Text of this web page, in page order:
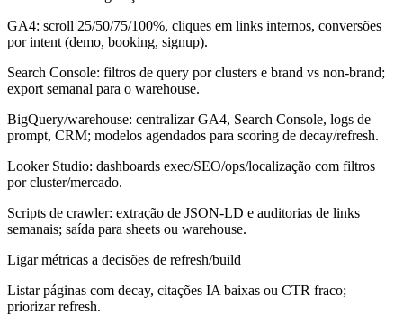
GA4: scroll 25/50/75/100%, cliques em links internos, conversões
por intent (demo, booking, signup).
Search Console: filtros de query por clusters e brand vs non-brand;
export semanal para o warehouse.
BigQuery/warehouse: centralizar GA4, Search Console, logs de
prompt, CRM; modelos agendados para scoring de decay/refresh.
Looker Studio: dashboards exec/SEO/ops/localização com filtros
por cluster/mercado.
Scripts de crawler: extração de JSON-LD e auditorias de links
semanais; saída para sheets ou warehouse.
Ligar métricas a decisões de refresh/build
Listar páginas com decay, citações IA baixas ou CTR fraco;
priorizar refresh.